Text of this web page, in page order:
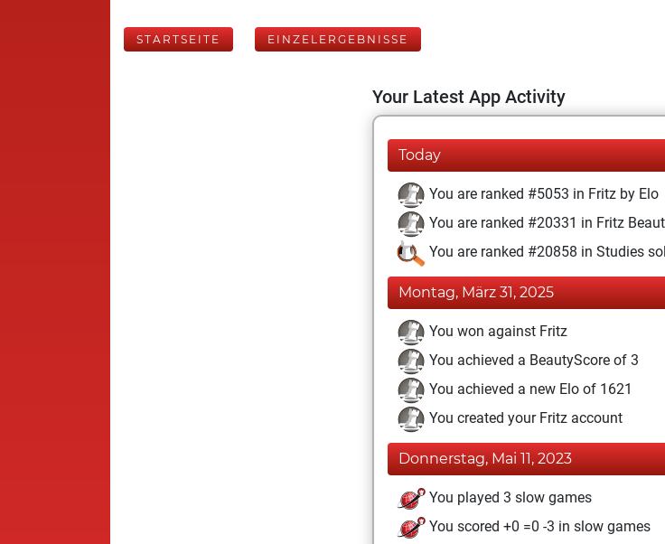
STARTSEITE EINZELERGEBNISSE
Your Latest App Activity
Today
You are ranked #5053 in Fritz by Elo
You are ranked #20331 in Fritz
You are ranked #20858 in Studies
Montag, März 31, 2025
You won against Fritz
You achieved a BeautyScore of 3
You achieved a new Elo of 1621
You created your Fritz account
Donnerstag, Mai 11, 2023
You played 3 slow games
You scored +0 =0 -3 in slow games